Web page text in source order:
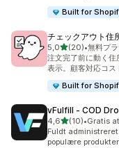
Built for
チェックアウト住
5,0ud af 5 stjerner
(20)
20 anmeldelser i
•無料プ
注文完了前に動く住
表示。顧客対応コス
Built for
vFulfill ‑ COD
4,6ud af 5 stjerner
(10)
10 anmeldelser i alt
•Gratis
Fuldt
populære produkter